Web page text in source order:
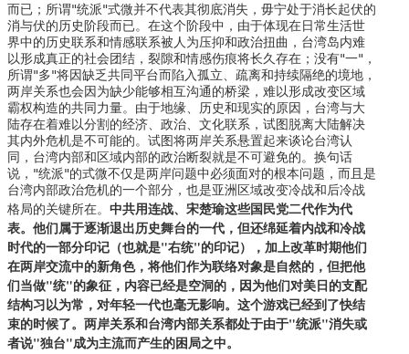
而已；所谓"统派"式微并不代表其彻底消失，毋宁处于消长起伏的
消与伏的历史阶段而已。在这个阶段中，由于体现在日常生活世
界中的历史联系和情感联系被人为压抑和政治扭曲，台湾岛内难
以形成真正的社会团结，裂隙和情感伤痕将长久存在；没有"一"，
所谓"多"将因缺乏共同平台而陷入孤立、疏离和持续隔绝的境地，
两岸关系也会因为缺少能够相互沟通的桥梁，难以形成改变区域
霸权构造的共同力量。由于地缘、历史和现实的原因，台湾与大
陆存在着难以分割的经济、政治、文化联系，试图脱离大陆解决
其内外危机是不可能的。试图将两岸关系悬置起来谈论台湾认
同，台湾内部和区域内部的政治断裂就是不可避免的。换句话
说，"统派"的式微不仅是两岸问题中必须面对的根本问题，而且是
台湾内部政治危机的一个部分，也是亚洲区域改变冷战和后冷战
格局的关键所在。 中共用连战、宋楚瑜这些国民党二代作为代
表。他们属于逐渐退出历史舞台的一代，但还绵延着内战和冷战
时代的一部分印记（也就是"右统"的印记），加上改革时期他们
在两岸交流中的新角色，将他们作为联络对象是自然的，但把他
们当做"统"的象征，内容已经是空洞的，因为他们对美日的支配
结构习以为常，对年轻一代也毫无影响。这个游戏已经到了快结
束的时候了。两岸关系和台湾内部关系都处于由于"统派"消失或
者说"独台"成为主流而产生的困局之中。